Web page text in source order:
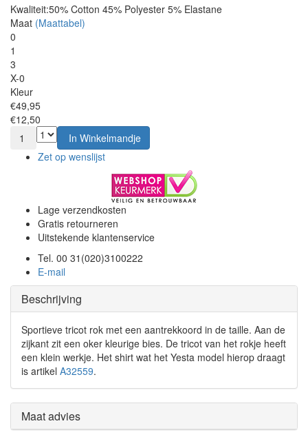
Kwaliteit:50% Cotton 45% Polyester 5% Elastane
Maat (Maattabel)
0
1
3
X-0
Kleur
€49,95
€12,50
1
In Winkelmandje
Zet op wenslijst
Lage verzendkosten
Gratis retourneren
Uitstekende klantenservice
Tel. 00 31(020)3100222
E-mail
Beschrijving
Sportieve tricot rok met een aantrekkoord in de taille. Aan de
zijkant zit een oker kleurige bies. De tricot van het rokje heeft
een klein werkje. Het shirt wat het Yesta model hierop draagt
is artikel A32559.
Maat advies